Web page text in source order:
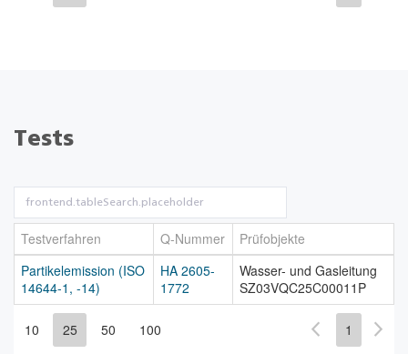
Tests
Testverfahren Q-Nummer
Prüfobjekte
Partikelemission (ISO
14644-1, -14)
HA 2605-
1772
Wasser- und Gasleitung
SZ03VQC25C00011P
10 25 50 100 1